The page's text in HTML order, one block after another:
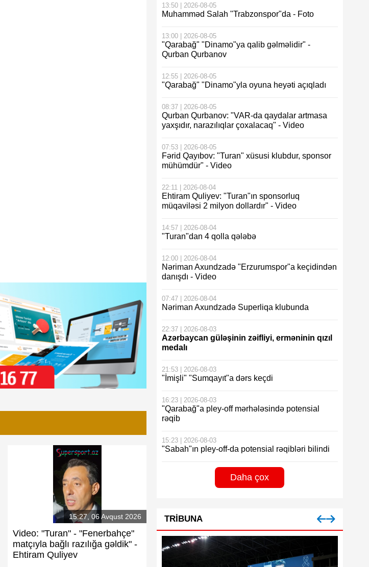
15:27, 06 Avqust 2026
Video: "Turan" - "Fenerbahçe"
matçıyla bağlı razılığa gəldik" -
Ehtiram Quliyev
13:50 | 2026-08-05
Muhamməd Salah "Trabzonspor"da - Foto
13:00 | 2026-08-05
"Qarabağ" "Dinamo"ya qalib gəlməlidir" -
Qurban Qurbanov
12:55 | 2026-08-05
"Qarabağ" "Dinamo"yla oyuna heyəti açıqladı
08:37 | 2026-08-05
Qurban Qurbanov: "VAR-da qaydalar artmasa
yaxşıdır, narazılıqlar çoxalacaq" - Video
07:53 | 2026-08-05
Fərid Qayıbov: "Turan" xüsusi klubdur, sponsor
mühümdür" - Video
22:11 | 2026-08-04
Ehtiram Quliyev: "Turan"ın sponsorluq
müqaviləsi 2 milyon dollardır" - Video
14:57 | 2026-08-04
"Turan"dan 4 qolla qələbə
12:00 | 2026-08-04
Nəriman Axundzadə "Erzurumspor"a keçidindən
danışdı - Video
07:47 | 2026-08-04
Nəriman Axundzadə Superliqa klubunda
22:37 | 2026-08-03
Azərbaycan güləşinin zəifliyi, erməninin qızıl
medalı
21:53 | 2026-08-03
"İmişli" "Sumqayıt"a dərs keçdi
16:23 | 2026-08-03
"Qarabağ"a pley-off mərhələsində potensial
rəqib
15:23 | 2026-08-03
"Sabah"ın pley-off-da potensial rəqibləri bilindi
Daha çox
TRIBUNA